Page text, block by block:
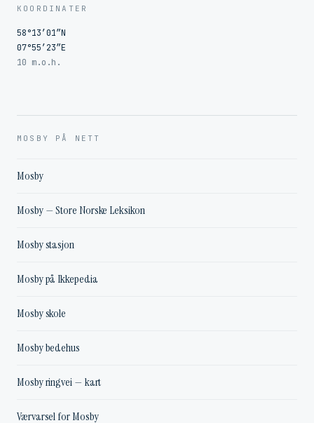
KOORDINATER
58°13′01″N
07°55′23″E
10 m.o.h.
MOSBY PÅ NETT
Mosby
Mosby — Store Norske Leksikon
Mosby stasjon
Mosby på Ikkepedia
Mosby skole
Mosby bedehus
Mosby ringvei — kart
Værvarsel for Mosby